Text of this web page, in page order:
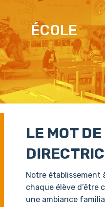
ÉCOLE
LE MOT
Notre établissement
chaque élève d’être
une ambiance